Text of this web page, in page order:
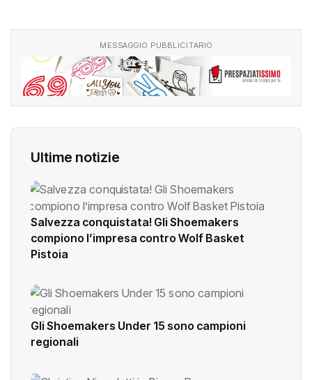
MESSAGGIO PUBBLICITARIO
Ultime notizie
Salvezza conquistata! Gli Shoemakers
compiono l’impresa contro Wolf Basket
Pistoia
Gli Shoemakers Under 15 sono campioni
regionali